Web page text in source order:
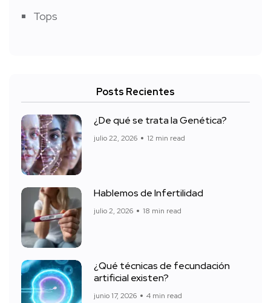
Tops
Posts Recientes
¿De qué se trata la Genética?
julio 22, 2026 12 min read
Hablemos de Infertilidad
julio 2, 2026 18 min read
¿Qué técnicas de fecundación
artificial existen?
junio 17, 2026 4 min read